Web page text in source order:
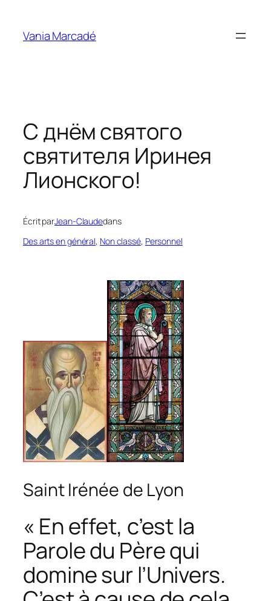
contenu
Vania Marcadé
C днём святого
святителя Иринея
Лионского!
Écrit parJean-Claudedans
Des arts en général, Non classé, Personnel
Saint Irénée de Lyon
« En effet, c’est la
Parole du Père qui
domine sur l’Univers.